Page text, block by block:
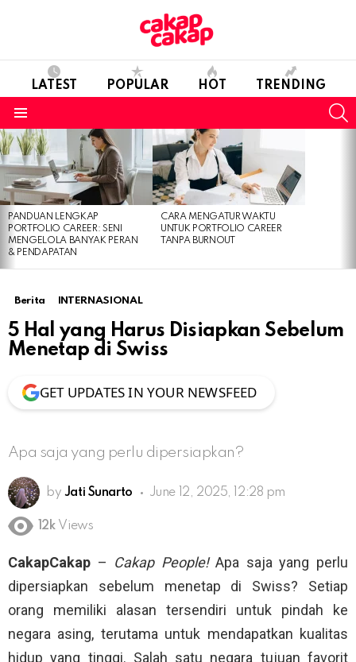
LATEST POPULAR HOT TRENDING
LATEST
STORIES
PANDUAN LENGKAP
PORTFOLIO CAREER: SENI
MENGELOLA BANYAK PERAN
& PENDAPATAN
CARA MENGATUR WAKTU
UNTUK PORTFOLIO CAREER
TANPA BURNOUT
Berita INTERNASIONAL
5 Hal yang Harus Disiapkan Sebelum
Menetap di Swiss
GET UPDATES IN YOUR NEWSFEED
Apa saja yang perlu dipersiapkan?
by Jati Sunarto June 12, 2025, 12:28 pm
12k Views
CakapCakap – Cakap People!Apa saja yang perlu
dipersiapkan sebelum menetap di Swiss? Setiap
orang memiliki alasan tersendiri untuk pindah ke
negara asing, terutama untuk mendapatkan kualitas
hidup yang tinggi. Salah satu negara tujuan favorit